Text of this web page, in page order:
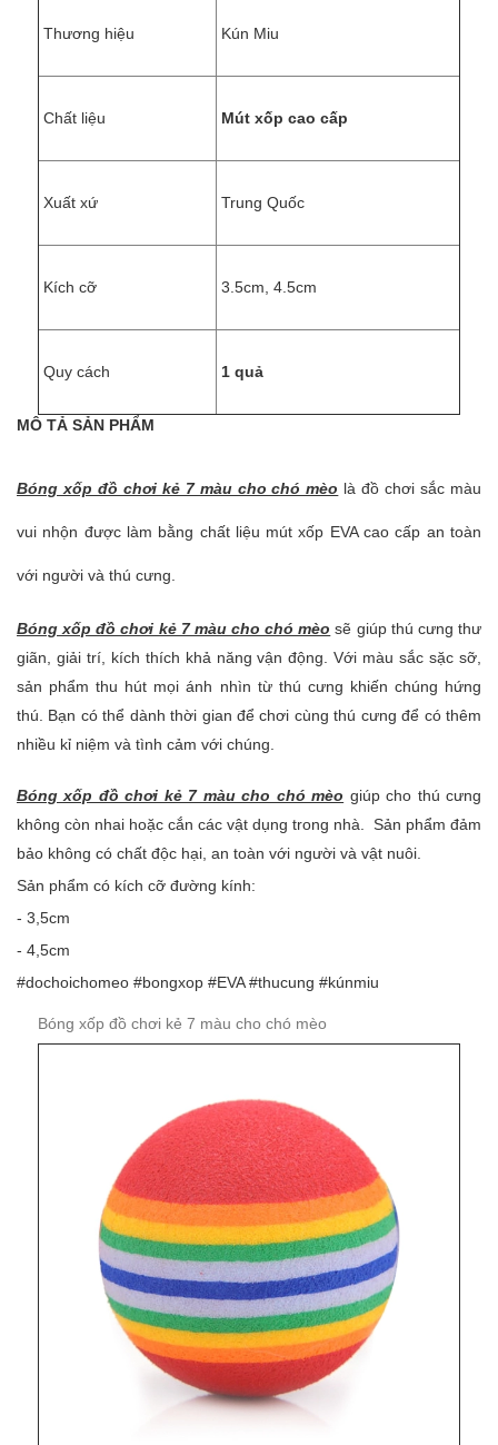
Thương hiệu Kún Miu
Chất liệu Mút xốp cao cấp
Xuất xứ Trung Quốc
Kích cỡ 3.5cm, 4.5cm
Quy cách 1 quả
MÔ TẢ SẢN PHẨM
Bóng xốp đồ chơi kẻ 7 màu cho chó mèo là đồ chơi sắc màu
vui nhộn được làm bằng chất liệu mút xốp EVA cao cấp an toàn
với người và thú cưng.
Bóng xốp đồ chơi kẻ 7 màu cho chó mèo sẽ giúp thú cưng thư
giãn, giải trí, kích thích khả năng vận động. Với màu sắc sặc sỡ,
sản phẩm thu hút mọi ánh nhìn từ thú cưng khiến chúng hứng
thú. Bạn có thể dành thời gian để chơi cùng thú cưng để có thêm
nhiều kỉ niệm và tình cảm với chúng.
Bóng xốp đồ chơi kẻ 7 màu cho chó mèo giúp cho thú cưng
không còn nhai hoặc cắn các vật dụng trong nhà. Sản phẩm đảm
bảo không có chất độc hại, an toàn với người và vật nuôi.
Sản phẩm có kích cỡ đường kính:
- 3,5cm
- 4,5cm
#dochoichomeo #bongxop #EVA #thucung #kúnmiu
Bóng xốp đồ chơi kẻ 7 màu cho chó mèo